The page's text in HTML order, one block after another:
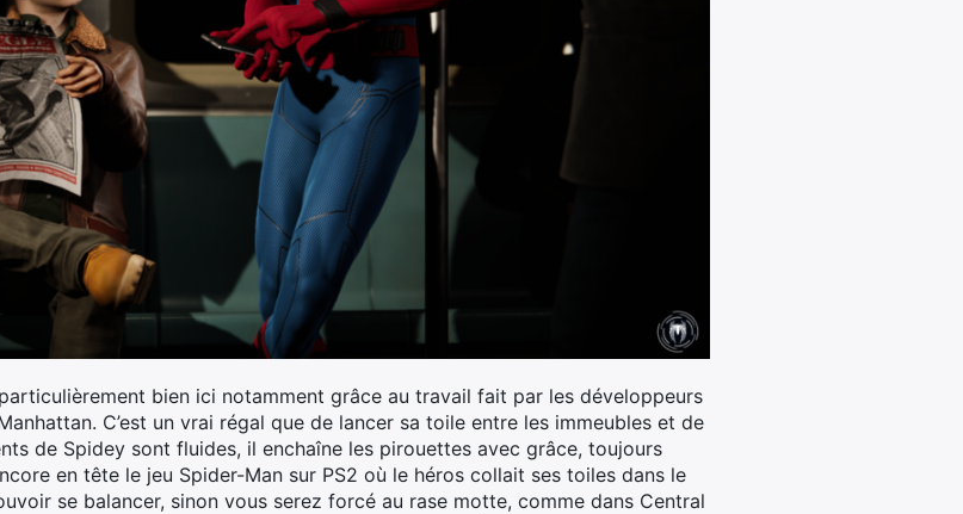
bien ici notamment grâce au travail fait par les développeurs
C’est un vrai régal que de lancer sa toile entre les immeubles et de
de Spidey sont fluides, il enchaîne les pirouettes avec grâce, toujours
en tête le jeu Spider-Man sur PS2 où le héros collait ses toiles dans le
se balancer, sinon vous serez forcé au rase motte, comme dans Central